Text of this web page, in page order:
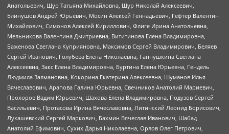
Анатольевич, Щур Татьяна Михайловна, Щур Николай Алексеевич,
Блинушов Андрей Юрьевич, Мосин Алексей Геннадьевич, Гефтер Валентин
Михайлович, Симонов Алексей Кириллович, Флиге Ирина Анатольевна,
Мельникова Валентина Дмитриевна, Вититинова Елена Владимировна,
Баженова Светлана Куприяновна, Максимов Сергей Владимирович, Беляев
Сергей Иванович, Голубева Елена Николаевна, Ганнушкина Светлана
Алексеевна, Закс Елена Владимировна, Буртина Елена Юрьевна, Гендель
Людмила Залмановна, Кокорина Екатерина Алексеевна, Шуманов Илья
Вячеславович, Арапова Галина Юрьевна, Свечников Анатолий Мариевич,
Прохоров Вадим Юрьевич, Шахова Елена Владимировна, Подузов Сергей
Васильевич, Протасова Ирина Вячеславовна, Литинский Леонид Борисович,
Лукашевский Сергей Маркович, Бахмин Вячеслав Иванович, Шабад
Анатолий Ефимович, Сухих Дарья Николаевна, Орлов Олег Петрович,